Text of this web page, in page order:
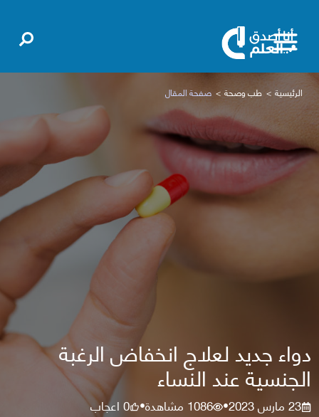
الرئيسية طب وصحة صفحة المقال
دواء جديد لعلاج انخفاض الرغبة
الجنسية عند النساء
23 مارس 2023 •
1086 مشاهدة•
0اعجاب